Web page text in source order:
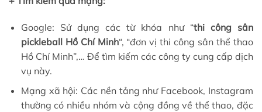
Google: Sử dụng các từ khóa như “thi công sân
pickleball Hồ Chí Minh“, “đơn vị thi công sân thể thao
Hồ Chí Minh”,… Để tìm kiếm các công ty cung cấp dịch
vụ này.
Mạng xã hội: Các nền tảng như Facebook, Instagram
thường có nhiều nhóm và cộng đồng về thể thao, đặc